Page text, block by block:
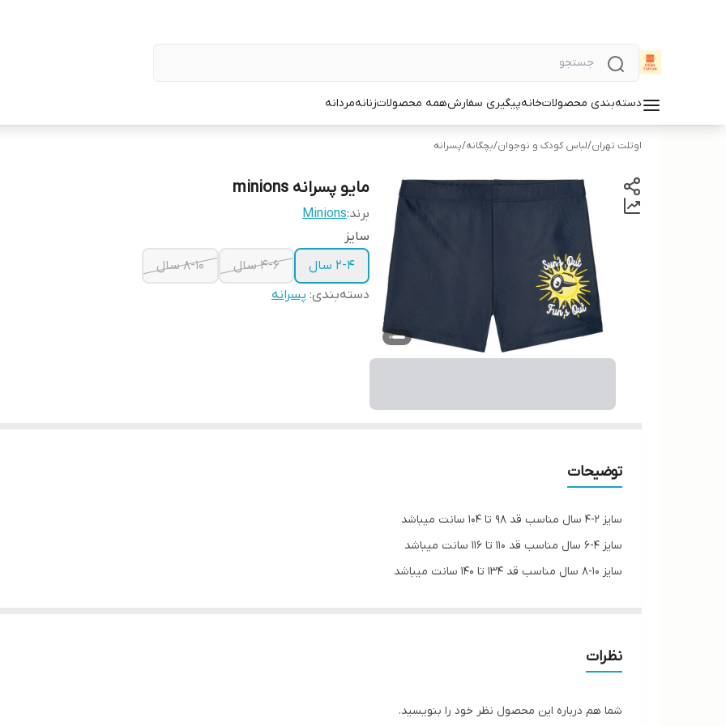
دسته‌بندی محصولاتخانهپیگیری سفارشهمه محصولاتزنانهمردانه
اوتلت تهران/لباس کودک و نوجوان/بچگانه/پسرانه
مایو پسرانه minions
برند:Minions
سایز
۲-۴ سال
۴-۶ سال
۸-۱۰ سال
دسته‌بندی: پسرانه
توضیحات
سایز ۲-۴ سال مناسب قد ۹۸ تا ۱۰۴ سانت میباشد
سایز ۴-۶ سال مناسب قد ۱۱۰ تا ۱۱۶ سانت میباشد
سایز ۱۰-۸ سال مناسب قد ۱۳۴ تا ۱۴۰ سانت میباشد
نظرات
شما هم درباره این محصول نظر خود را بنویسید.